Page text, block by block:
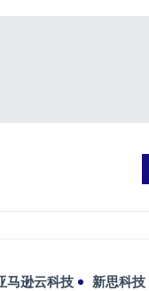
马逊云科技 新思科技